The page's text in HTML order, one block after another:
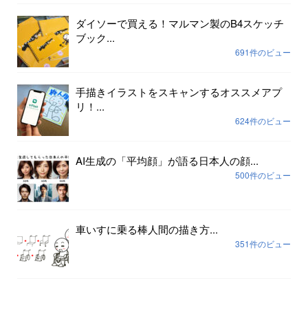
ダイソーで買える！マルマン製のB4スケッチ
ブック...
691件のビュー
手描きイラストをスキャンするオススメアプ
リ！...
624件のビュー
AI生成の「平均顔」が語る日本人の顔...
500件のビュー
車いすに乗る棒人間の描き方...
351件のビュー